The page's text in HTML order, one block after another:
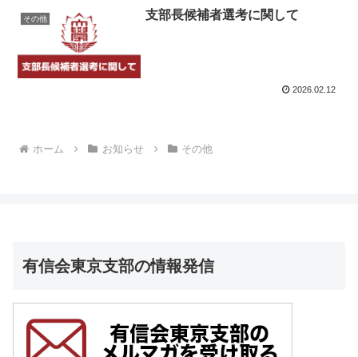
その他 支部長候補者選考に関して
2026.02.12
ホーム お知らせ その他
有信会東京支部の情報発信